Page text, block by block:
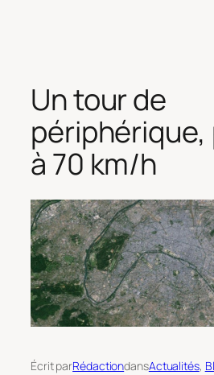
Un tour de
à 70 km/h
Écrit parRédactiondansActualités,